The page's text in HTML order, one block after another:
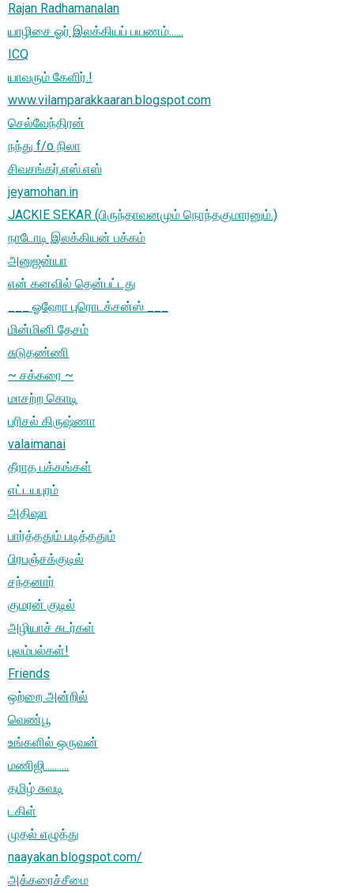
Rajan Radhamanalan
யாழிசை ஓர் இலக்கியப் பயணம்......
ICQ
யாவரும் கேளிர்.!
www.vilamparakkaaran.blogspot.com
செல்வேந்திரன்
நந்து f/o நிலா
சிவசங்கர்.எஸ்.எஸ்
jeyamohan.in
JACKIE SEKAR (பிருந்தாவனமும் நொந்தகுமாரனும்.)
நாடோடி இலக்கியன் பக்கம்
அனுஜன்யா
என் கனவில் தென்பட்டது
___ ஓஹோ புரொடக்சன்ஸ் ___
மின்மினி தேசம்
சுடுதண்ணி
~ சக்கரை ~
மாசற்ற கொடி
பரிசல் கிருஷ்ணா
valaimanai
தீராத பக்கங்கள்
எட்டயபுரம்
அதிஷா
பார்த்ததும் படித்ததும்
பிரபஞ்சக்குடில்
சந்தனார்
குமரன் குடில்
அழியாச் சுடர்கள்
புலம்பல்கள்!
Friends
ஒற்றை அன்றில்
வெண்பூ
உங்களில் ஒருவன்
மணிஜி..........
தமிழ் சுவடி
டகிள்
முதல் எழுத்து
naayakan.blogspot.com/
அக்கரைச்சீமை